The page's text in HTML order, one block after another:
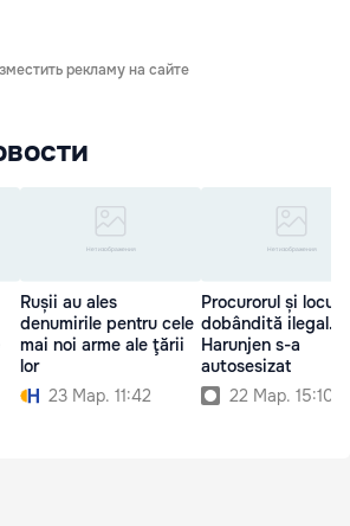
рекламу на сайте
Rușii au ales
denumirile pentru cele
mai noi arme ale ţării
lor
23 Мар. 11:42
Procurorul și
dobândită ilegal.
Harunjen s-a
autosesizat
22 Мар. 15:10